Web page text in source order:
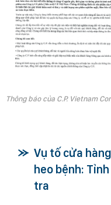
Thông báo của C.P. Vietnam
Vụ tố cửa
heo bệnh:
tra